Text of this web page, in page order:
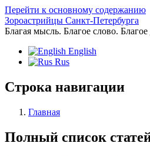
Перейти к основному содержанию
Зороастрийцы Санкт-Петербурга
Благая мысль. Благое слово. Благое
English
Rus
Строка навигации
Главная
Полный список